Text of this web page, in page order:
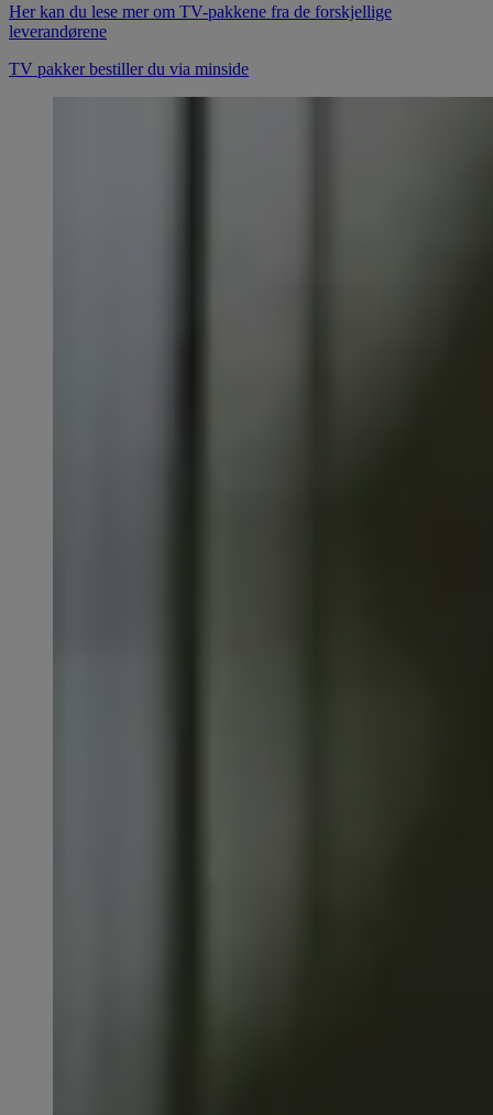
Her kan du lese mer om TV-pakkene fra de forskjellige
leverandørene
TV pakker bestiller du via minside